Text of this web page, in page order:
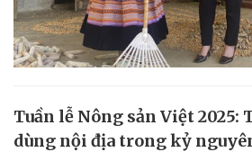
Tuần lễ Nông sản Việt 2025:
dùng nội địa trong kỷ